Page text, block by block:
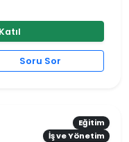
Soru Sor
Eğitim
İş ve Yönetim